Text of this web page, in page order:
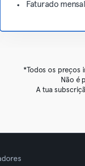
Faturado
*Todos os preços
Não é
A tua